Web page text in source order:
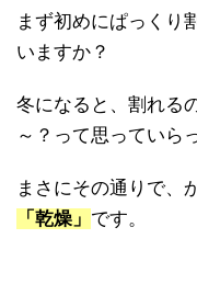
まず初めにぱっくり
いますか？
冬になると、割れる
～？って思っていら
まさにその通りで、
「乾燥」 です。